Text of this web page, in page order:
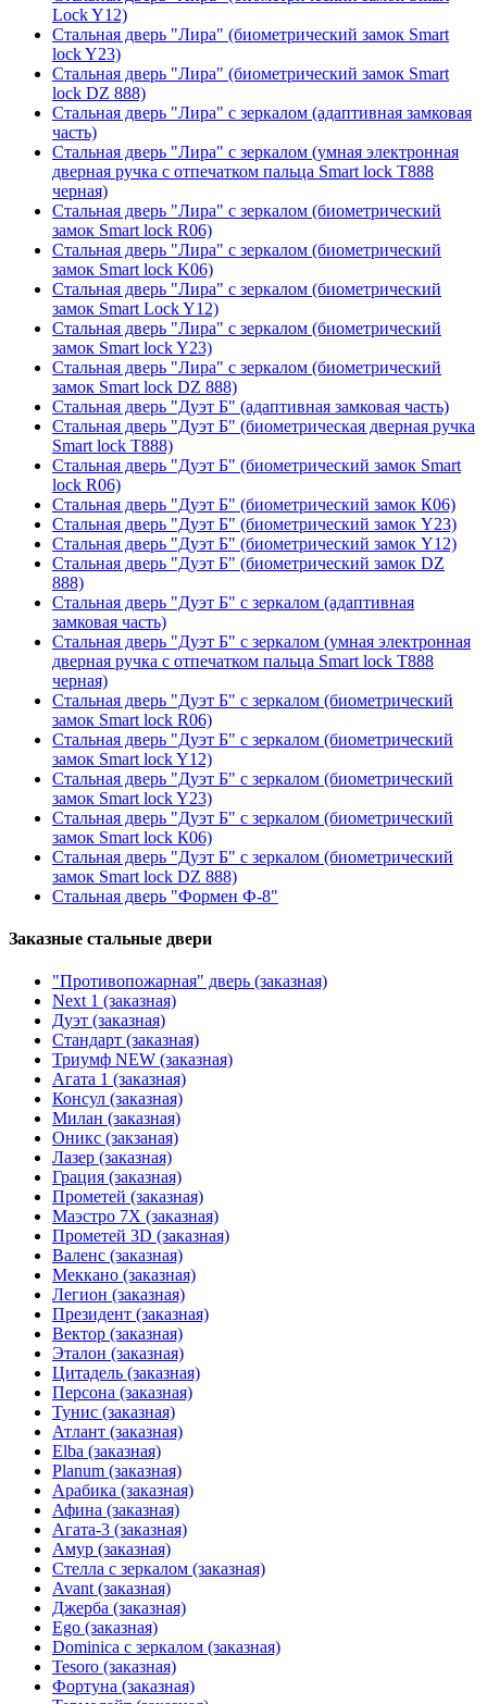
Lock Y12)
Стальная дверь "Лира" (биометрический замок Smart
lock Y23)
Стальная дверь "Лира" (биометрический замок Smart
lock DZ 888)
Стальная дверь "Лира" с зеркалом (адаптивная замковая
часть)
Стальная дверь "Лира" с зеркалом (умная электронная
дверная ручка с отпечатком пальца Smart lock T888
черная)
Стальная дверь "Лира" с зеркалом (биометрический
замок Smart lock R06)
Стальная дверь "Лира" с зеркалом (биометрический
замок Smart lock K06)
Стальная дверь "Лира" с зеркалом (биометрический
замок Smart Lock Y12)
Стальная дверь "Лира" с зеркалом (биометрический
замок Smart lock Y23)
Стальная дверь "Лира" с зеркалом (биометрический
замок Smart lock DZ 888)
Стальная дверь "Дуэт Б" (адаптивная замковая часть)
Стальная дверь "Дуэт Б" (биометрическая дверная ручка
Smart lock T888)
Стальная дверь "Дуэт Б" (биометрический замок Smart
lock R06)
Стальная дверь "Дуэт Б" (биометрический замок К06)
Стальная дверь "Дуэт Б" (биометрический замок Y23)
Стальная дверь "Дуэт Б" (биометрический замок Y12)
Стальная дверь "Дуэт Б" (биометрический замок DZ
888)
Стальная дверь "Дуэт Б" с зеркалом (адаптивная
замковая часть)
Стальная дверь "Дуэт Б" с зеркалом (умная электронная
дверная ручка с отпечатком пальца Smart lock T888
черная)
Стальная дверь "Дуэт Б" с зеркалом (биометрический
замок Smart lock R06)
Стальная дверь "Дуэт Б" с зеркалом (биометрический
замок Smart lock Y12)
Стальная дверь "Дуэт Б" с зеркалом (биометрический
замок Smart lock Y23)
Стальная дверь "Дуэт Б" с зеркалом (биометрический
замок Smart lock К06)
Стальная дверь "Дуэт Б" с зеркалом (биометрический
замок Smart lock DZ 888)
Стальная дверь "Формен Ф-8"
Заказные стальные двери
"Противопожарная" дверь (заказная)
Next 1 (заказная)
Дуэт (заказная)
Стандарт (заказная)
Триумф NEW (заказная)
Агата 1 (заказная)
Консул (заказная)
Милан (заказная)
Оникс (закзаная)
Лазер (заказная)
Грация (заказная)
Прометей (заказная)
Маэстро 7Х (заказная)
Прометей 3D (заказная)
Валенс (заказная)
Меккано (заказная)
Легион (заказная)
Президент (заказная)
Вектор (заказная)
Эталон (заказная)
Цитадель (заказная)
Персона (заказная)
Тунис (заказная)
Атлант (заказная)
Elba (заказная)
Planum (заказная)
Арабика (заказная)
Афина (заказная)
Агата-3 (заказная)
Амур (заказная)
Стелла с зеркалом (заказная)
Avant (заказная)
Джерба (заказная)
Ego (заказная)
Dominica с зеркалом (заказная)
Tesoro (заказная)
Фортуна (заказная)